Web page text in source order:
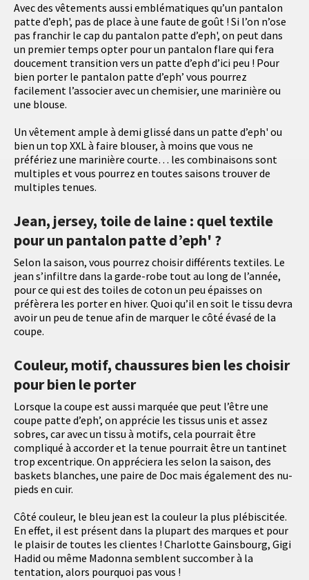
Avec des vêtements aussi emblématiques qu’un pantalon
patte d’eph', pas de place à une faute de goût ! Si l’on n’ose
pas franchir le cap du pantalon patte d’eph', on peut dans
un premier temps opter pour un pantalon flare qui fera
doucement transition vers un patte d’eph d’ici peu ! Pour
bien porter le pantalon patte d’eph’ vous pourrez
facilement l’associer avec un chemisier, une marinière ou
une blouse.
Un vêtement ample à demi glissé dans un patte d’eph' ou
bien un top XXL à faire blouser, à moins que vous ne
préfériez une marinière courte… les combinaisons sont
multiples et vous pourrez en toutes saisons trouver de
multiples tenues.
Jean, jersey, toile de laine : quel textile
pour un pantalon patte d’eph' ?
Selon la saison, vous pourrez choisir différents textiles. Le
jean s’infiltre dans la garde-robe tout au long de l’année,
pour ce qui est des toiles de coton un peu épaisses on
préfèrera les porter en hiver. Quoi qu’il en soit le tissu devra
avoir un peu de tenue afin de marquer le côté évasé de la
coupe.
Couleur, motif, chaussures bien les choisir
pour bien le porter
Lorsque la coupe est aussi marquée que peut l’être une
coupe patte d’eph’, on apprécie les tissus unis et assez
sobres, car avec un tissu à motifs, cela pourrait être
compliqué à accorder et la tenue pourrait être un tantinet
trop excentrique. On appréciera les selon la saison, des
baskets blanches, une paire de Doc mais également des nu-
pieds en cuir.
Côté couleur, le bleu jean est la couleur la plus plébiscitée.
En effet, il est présent dans la plupart des marques et pour
le plaisir de toutes les clientes ! Charlotte Gainsbourg, Gigi
Hadid ou même Madonna semblent succomber à la
tentation, alors pourquoi pas vous !